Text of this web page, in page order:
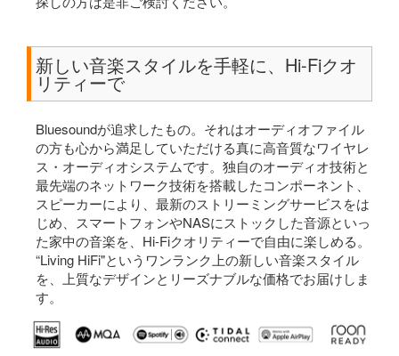
新しい音楽スタイルを手軽に、Hi-Fiクオ
リティーで
Bluesoundが追求したもの。それはオーディオファイル
の方も心から満足していただける真に高音質なワイヤレ
ス・オーディオシステムです。独自のオーディオ技術と
最先端のネットワーク技術を搭載したコンポーネント、
スピーカーにより、最新のストリーミングサービスをは
じめ、スマートフォンやNASにストックした音源といっ
た家中の音楽を、Hi-Fiクオリティーで自由に楽しめる。
“Living HiFi"というワンランク上の新しい音楽スタイル
を、上質なデザインとリーズナブルな価格でお届けしま
す。